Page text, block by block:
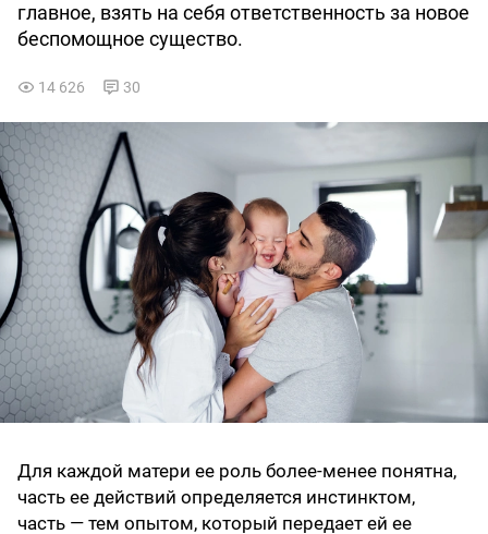
главное, взять на себя ответственность за новое
беспомощное существо.
14 626 30
Для каждой матери ее роль более-менее понятна,
часть ее действий определяется инстинктом,
часть — тем опытом, который передает ей ее